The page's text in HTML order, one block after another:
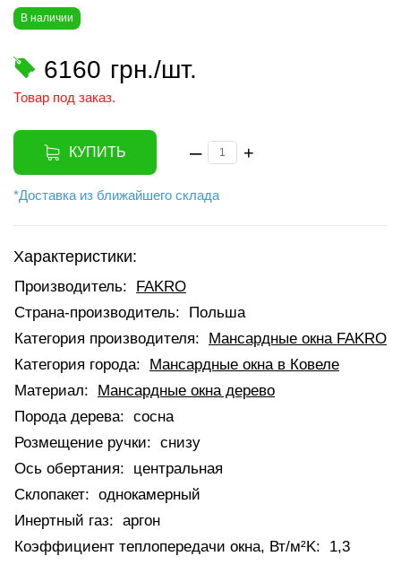
В наличии
6160 грн./шт.
Товар под заказ.
КУПИТЬ – +
*Доставка из ближайшего склада
Характеристики:
Производитель:
FAKRO
Страна-производитель:
Польша
Категория производителя:
Мансардные окна FAKRO
Категория города:
Мансардные окна в Ковеле
Материал:
Мансардные окна дерево
Порода дерева: сосна
Розмещение ручки: снизу
Ось обертания:
центральная
Склопакет: однокамерный
Инертный газ: аргон
Коэффициент теплопередачи окна, Вт/м²K:
1,3